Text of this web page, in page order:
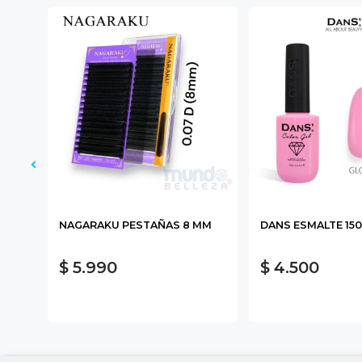
NAGARAKU PESTAÑAS 8 MM
$ 5.990
DANS ESMALTE 150
$ 4.500